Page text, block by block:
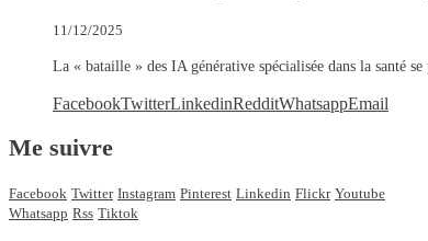
11/12/2025
La « bataille » des IA générative spécialisée dans la santé
FacebookTwitterLinkedinRedditWhatsappEmail
Me suivre
Facebook Twitter Instagram Pinterest Linkedin Flickr Youtube
Whatsapp Rss Tiktok